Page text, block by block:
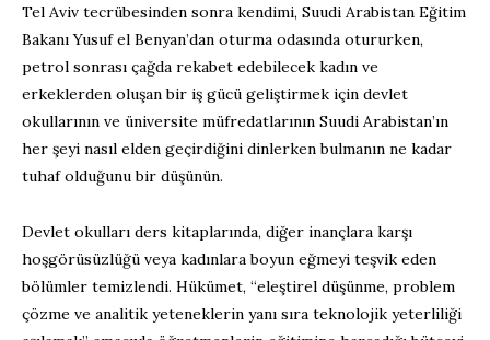
Tel Aviv tecrübesinden sonra kendimi, Suudi Arabistan Eğitim
Bakanı Yusuf el Benyan’dan oturma odasında otururken,
petrol sonrası çağda rekabet edebilecek kadın ve
erkeklerden oluşan bir iş gücü geliştirmek için devlet
okullarının ve üniversite müfredatlarının Suudi Arabistan’ın
her şeyi nasıl elden geçirdiğini dinlerken bulmanın ne kadar
tuhaf olduğunu bir düşünün.
Devlet okulları ders kitaplarında, diğer inançlara karşı
hoşgörüsüzlüğü veya kadınlara boyun eğmeyi teşvik eden
bölümler temizlendi. Hükümet, “eleştirel düşünme, problem
çözme ve analitik yeteneklerin yanı sıra teknolojik yeterliliği